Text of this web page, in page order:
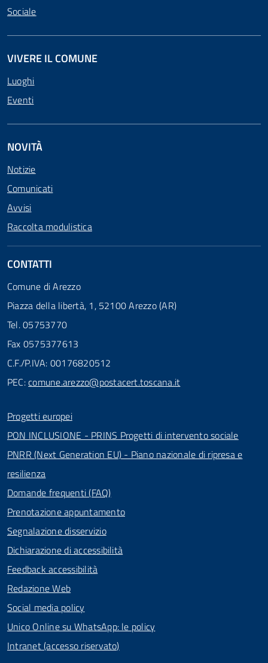
Sociale
VIVERE IL COMUNE
Luoghi
Eventi
NOVITÀ
Notizie
Comunicati
Avvisi
Raccolta modulistica
CONTATTI
Comune di Arezzo
Piazza della libertà, 1, 52100 Arezzo (AR)
Tel. 05753770
Fax 0575377613
C.F./P.IVA: 00176820512
PEC:comune.arezzo@postacert.toscana.it
Progetti europei
PON INCLUSIONE - PRINS Progetti di intervento sociale
PNRR (Next Generation EU) - Piano nazionale di ripresa e
resilienza
Domande frequenti (FAQ)
Prenotazione appuntamento
Segnalazione disservizio
Dichiarazione di accessibilità
Feedback accessibilità
Redazione Web
Social media policy
Unico Online su WhatsApp: le policy
Intranet (accesso riservato)